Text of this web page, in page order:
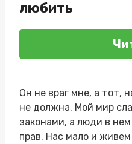
любить
Он не враг мне, а тот,
не должна. Мой мир
законами, а люди в
прав. Нас мало и